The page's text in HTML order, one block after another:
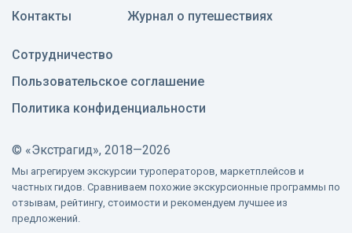
Контакты
Журнал о путешествиях
Сотрудничество
Пользовательское соглашение
Политика конфиденциальности
© «Экстрагид», 2018—2026
Мы агрегируем экскурсии туроператоров, маркетплейсов и
частных гидов. Сравниваем похожие экскурсионные программы по
отзывам, рейтингу, стоимости и рекомендуем лучшее из
предложений.